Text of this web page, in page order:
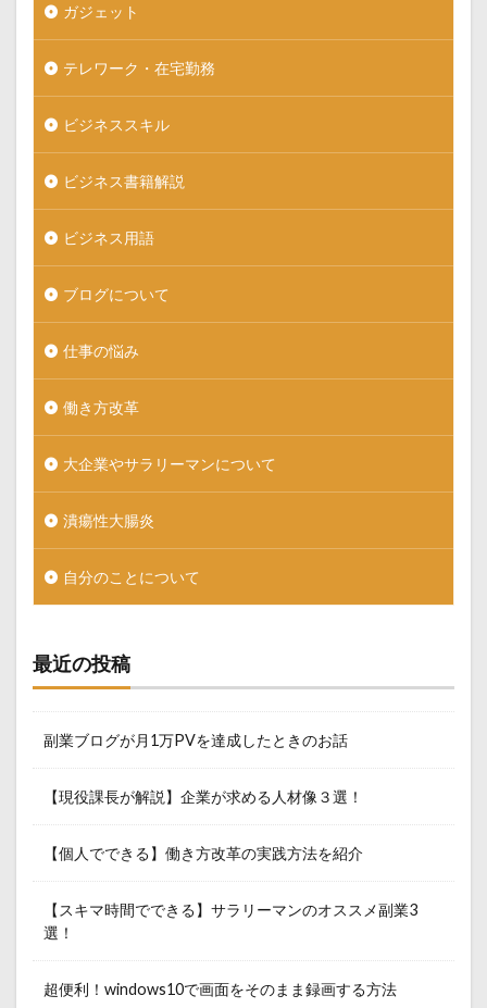
ガジェット
テレワーク・在宅勤務
ビジネススキル
ビジネス書籍解説
ビジネス用語
ブログについて
仕事の悩み
働き方改革
大企業やサラリーマンについて
潰瘍性大腸炎
自分のことについて
最近の投稿
副業ブログが月1万PVを達成したときのお話
【現役課長が解説】企業が求める人材像３選！
【個人でできる】働き方改革の実践方法を紹介
【スキマ時間でできる】サラリーマンのオススメ副業3
選！
超便利！windows10で画面をそのまま録画する方法